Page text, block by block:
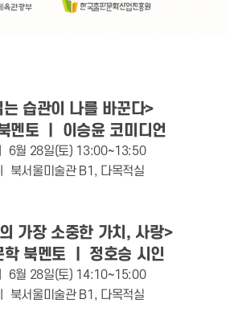
는 습관이 나를 바꾼다>
멘토 ㅣ 이승윤 코미디언
6월 28일(토) 13:00~13:50
북서울미술관 B1, 다목적실
가장 소중한 가치, 사랑>
학 북멘토 ㅣ 정호승 시인
6월 28일(토) 14:10~15:00
북서울미술관 B1, 다목적실